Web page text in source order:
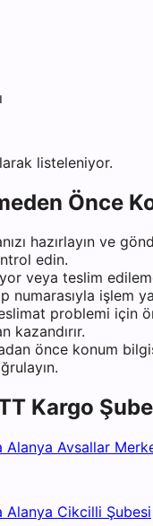
listeleniyor.
Önce
hazırlayın ve
edin.
veya teslim
numarasıyla işlem
problemi için
kazandırır.
önce konum
Kargo
Alanya Avsallar
Alanya Cikcilli Şubesi